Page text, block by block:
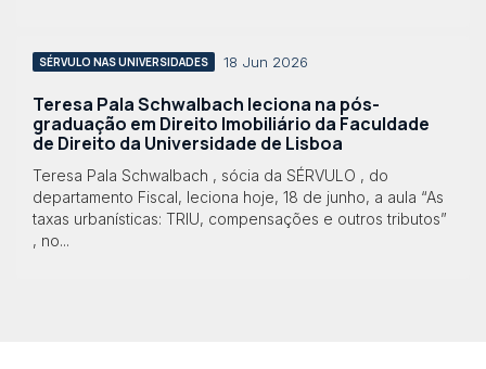
SÉRVULO NAS UNIVERSIDADES 18 Jun 2026
Teresa Pala Schwalbach leciona na pós-
graduação em Direito Imobiliário da Faculdade
de Direito da Universidade de Lisboa
Teresa Pala Schwalbach , sócia da SÉRVULO , do
departamento Fiscal, leciona hoje, 18 de junho, a aula “As
taxas urbanísticas: TRIU, compensações e outros tributos”
, no...